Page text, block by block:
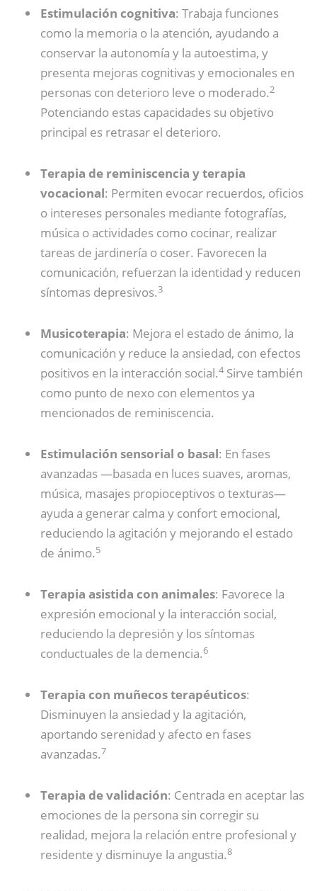
Estimulación cognitiva: Trabaja funciones
como la memoria o la atención, ayudando a
conservar la autonomía y la autoestima, y
presenta mejoras cognitivas y emocionales en
personas con deterioro leve o moderado.2
Potenciando estas capacidades su objetivo
principal es retrasar el deterioro.
Terapia de reminiscencia y terapia
vocacional: Permiten evocar recuerdos, oficios
o intereses personales mediante fotografías,
música o actividades como cocinar, realizar
tareas de jardinería o coser. Favorecen la
comunicación, refuerzan la identidad y reducen
síntomas depresivos.3
Musicoterapia: Mejora el estado de ánimo, la
comunicación y reduce la ansiedad, con efectos
positivos en la interacción social.4 Sirve también
como punto de nexo con elementos ya
mencionados de reminiscencia.
Estimulación sensorial o basal: En fases
avanzadas —basada en luces suaves, aromas,
música, masajes propioceptivos o texturas—
ayuda a generar calma y confort emocional,
reduciendo la agitación y mejorando el estado
de ánimo.5
Terapia asistida con animales: Favorece la
expresión emocional y la interacción social,
reduciendo la depresión y los síntomas
conductuales de la demencia.6
Terapia con muñecos terapéuticos:
Disminuyen la ansiedad y la agitación,
aportando serenidad y afecto en fases
avanzadas.7
Terapia de validación: Centrada en aceptar las
emociones de la persona sin corregir su
realidad, mejora la relación entre profesional y
residente y disminuye la angustia.8